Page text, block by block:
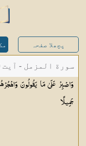
پچھلا صفحہ
سورة المزمل - آیت 10
وَاصْبِرْ عَلَىٰ مَا يَقُولُونَ
جَمِيلًا